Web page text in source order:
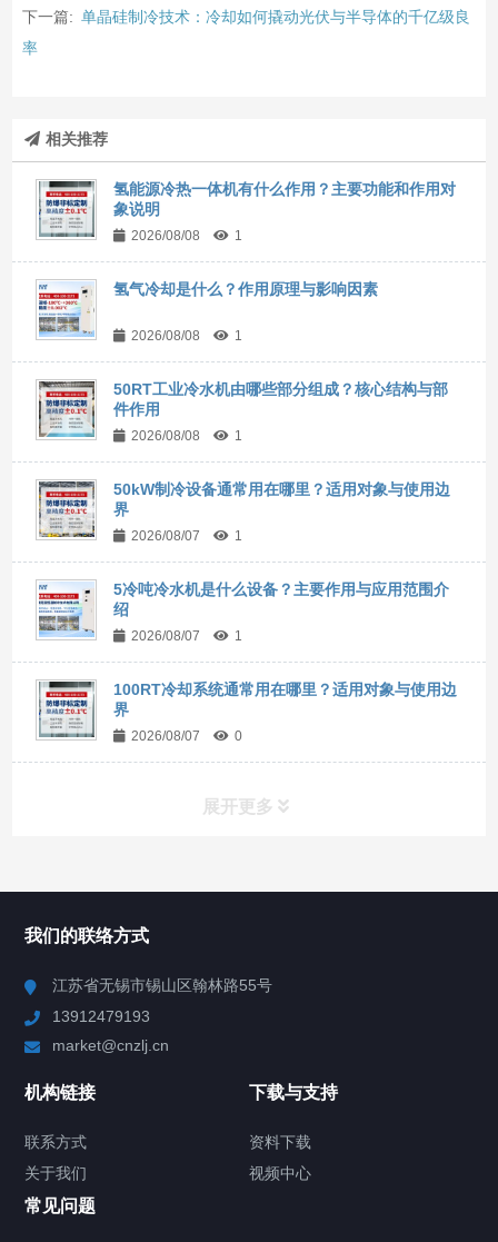
下一篇: 单晶硅制冷技术：冷却如何撬动光伏与半导体的千亿级良
率
相关推荐
氢能源冷热一体机有什么作用？主要功能和作用对
象说明
2026/08/08 1
氢气冷却是什么？作用原理与影响因素
2026/08/08 1
50RT工业冷水机由哪些部分组成？核心结构与部
件作用
2026/08/08 1
50kW制冷设备通常用在哪里？适用对象与使用边
界
2026/08/07 1
5冷吨冷水机是什么设备？主要作用与应用范围介
绍
2026/08/07 1
100RT冷却系统通常用在哪里？适用对象与使用边
界
2026/08/07 0
展开更多
Chiller高精度制冷循环器
TCU温度控制单元
我们的联络方式
江苏省无锡市锡山区翰林路55号
13912479193
market@cnzlj.cn
机构链接
联系方式
关于我们
下载与支持
资料下载
视频中心
常见问题